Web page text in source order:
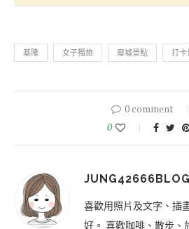
基隆 女子獨旅 廢墟景點 打卡
0 comment
0
JUNG42666BLOG
喜歡用照片及文字、插
好。 喜歡咖啡、散步、